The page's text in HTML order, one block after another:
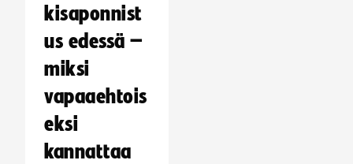
kisaponnist
us edessä –
miksi
vapaaehtois
eksi
kannattaa